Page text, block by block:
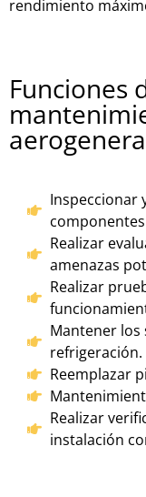
rendimiento máx
Funciones
Inspeccionar
Realizar
amenazas
Realizar
Mantener los
refrigeración.
Reemplazar
Realizar
instalación